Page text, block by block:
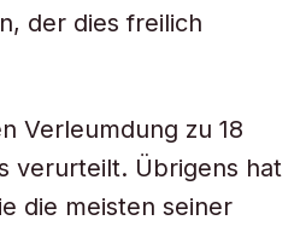
der dies freilich
Verleumdung zu 18
verurteilt. Übrigens hat
die meisten seiner